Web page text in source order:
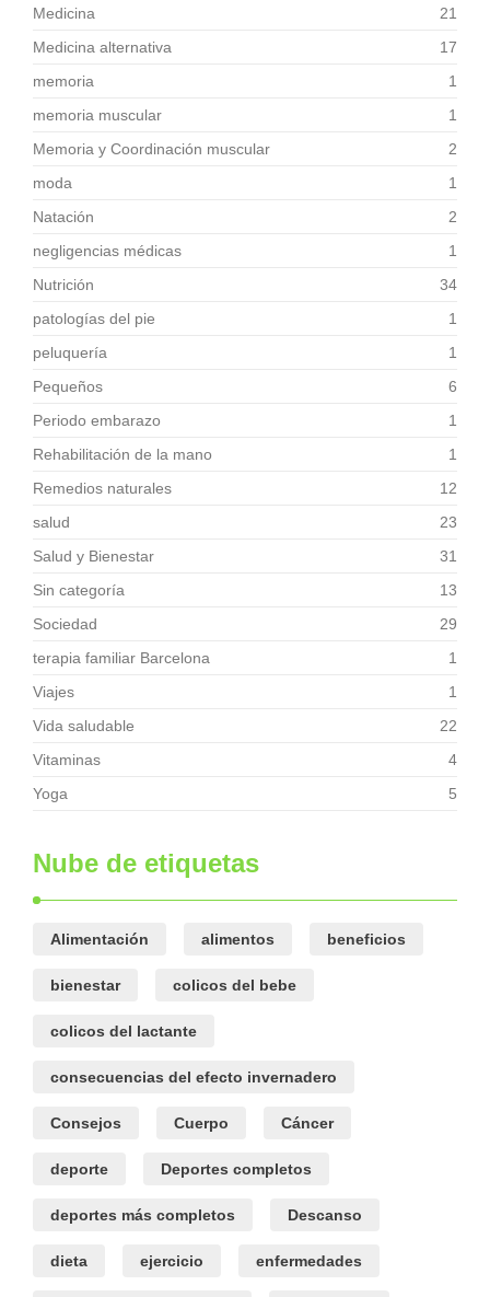
Medicina
21
Medicina alternativa
17
memoria
1
memoria muscular
1
Memoria y Coordinación muscular
2
moda
1
Natación
2
negligencias médicas
1
Nutrición
34
patologías del pie
1
peluquería
1
Pequeños
6
Periodo embarazo
1
Rehabilitación de la mano
1
Remedios naturales
12
salud
23
Salud y Bienestar
31
Sin categoría
13
Sociedad
29
terapia familiar Barcelona
1
Viajes
1
Vida saludable
22
Vitaminas
4
Yoga
5
Nube de etiquetas
Alimentación alimentos beneficios
bienestar colicos del bebe
colicos del lactante
consecuencias del efecto invernadero
Consejos Cuerpo Cáncer
deporte Deportes completos
deportes más completos Descanso
dieta ejercicio enfermedades